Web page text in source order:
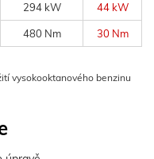
294 kW 44 kW
480 Nm 30 Nm
vysokooktanového benzinu